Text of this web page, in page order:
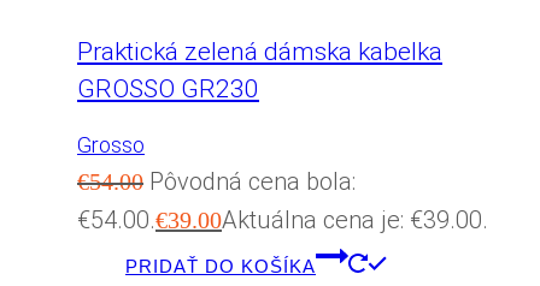
Praktická zelená dámska kabelka
GROSSO GR230
Grosso
€54.00 Pôvodná cena bola:
€54.00.€39.00Aktuálna cena je: €39.00.
PRIDAŤ DO KOŠÍKA